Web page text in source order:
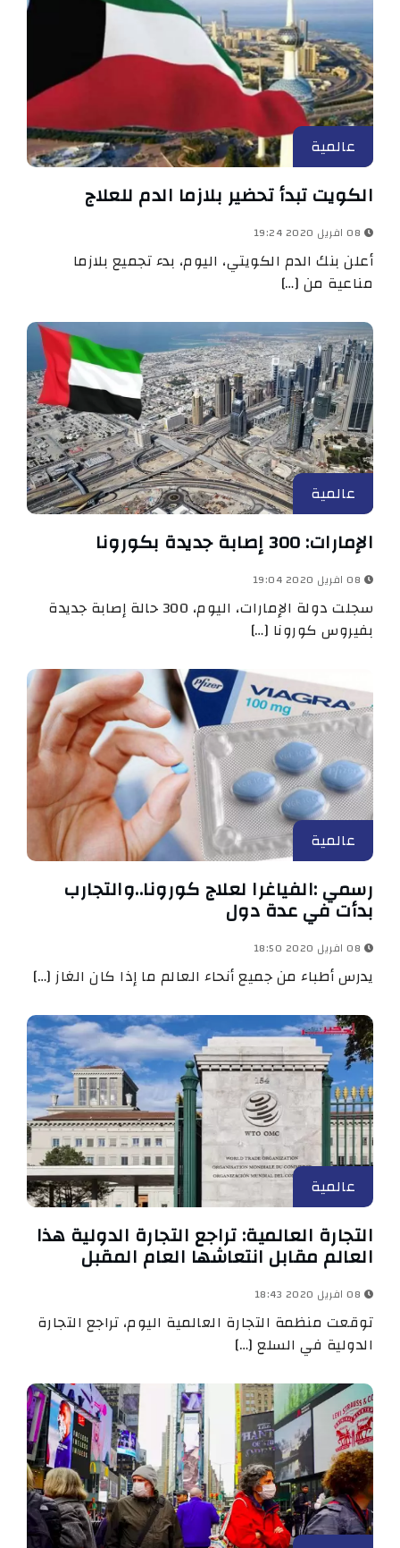
عالمية
الكويت تبدأ تحضير بلازما الدم للعلاج
أعلن بنك الدم الكويتي، اليوم، بدء تجميع بلازما
مناعية من […]
عالمية
الإمارات: 300 إصابة جديدة بكورونا
سجلت دولة الإمارات، اليوم، 300 حالة إصابة جديدة
بفيروس كورونا […]
عالمية
رسمي :الفياغرا لعلاج كورونا..والتجارب
بدأت في عدة دول
يدرس أطباء من جميع أنحاء العالم ما إذا كان الغاز […]
عالمية
التجارة العالمية: تراجع التجارة الدولية هذا
العالم مقابل انتعاشها العام المقبل
توقعت منظمة التجارة العالمية اليوم، تراجع التجارة
الدولية في السلع […]